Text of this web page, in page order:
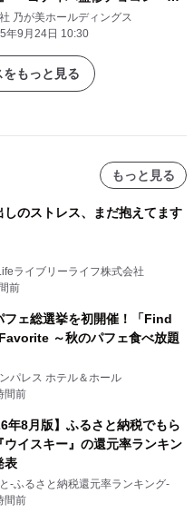
ム』 10月1日(水)新発売！
乃が美ホールディングス
年9月24日 10:30
もっと見る
もっと見る
しのストレス、まだ抱えてます
ライブリーライフ株式会社
前
フェ総選挙を初開催！「Find
～秋のパフェ食べ放題
パレス ホテル＆ホール
間前
年8月版】ふるさと納税でもら
ウイスキー』の還元率ランキン
表
-ふるさと納税還元率ランキング-
間前